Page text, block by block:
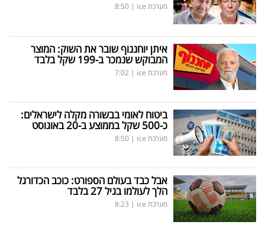
מערכת ice |
8:50
איתן יוחננוף שובר את השוק: המוצר
המבוקש שנמכר ב-199 שקל בלבד
מערכת ice |
7:02
ביטוח לאומי בבשורה מקלה לישראלים:
כ-500 שקל בממוצע ב-20 באוגוסט
מערכת ice |
8:50
אבל כבד בעולם הספורט: כוכב הכדורגל
הלך לעולמו בגיל 27 בלבד
מערכת ice |
8:23